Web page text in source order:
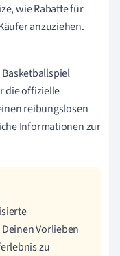
wie Rabatte für
anzuziehen.
die offizielle
reibungslosen
Informationen zur
Vorlieben
zu